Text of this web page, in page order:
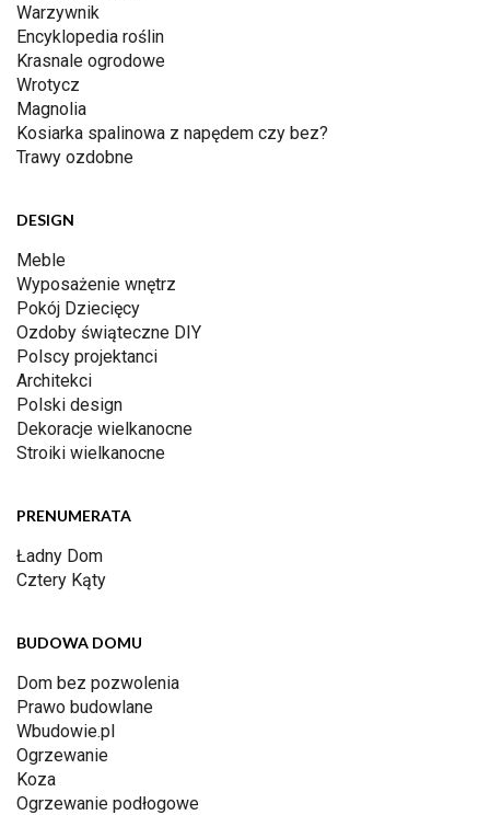
Warzywnik
Encyklopedia roślin
Krasnale ogrodowe
Wrotycz
Magnolia
Kosiarka spalinowa z napędem czy bez?
Trawy ozdobne
DESIGN
Meble
Wyposażenie wnętrz
Pokój Dziecięcy
Ozdoby świąteczne DIY
Polscy projektanci
Architekci
Polski design
Dekoracje wielkanocne
Stroiki wielkanocne
PRENUMERATA
Ładny Dom
Cztery Kąty
BUDOWA DOMU
Dom bez pozwolenia
Prawo budowlane
Wbudowie.pl
Ogrzewanie
Koza
Ogrzewanie podłogowe